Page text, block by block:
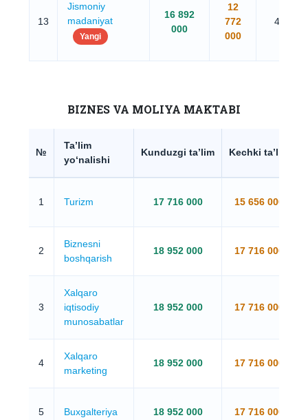
13
Jismoniy
madaniyat
Yangi
16 892
000
12
772
000
4 yil
BIZNES VA MOLIYA MAKTABI
№
Ta’lim
yo‘nalishi
Kunduzgi ta’lim Kechki ta’lim
1 Turizm 17 716 000 15 656 000
2
Biznesni
boshqarish
18 952 000 17 716 000
3
Xalqaro
iqtisodiy
munosabatlar
18 952 000 17 716 000
4
Xalqaro
marketing
18 952 000 17 716 000
5 Buxgalteriya 18 952 000 17 716 000